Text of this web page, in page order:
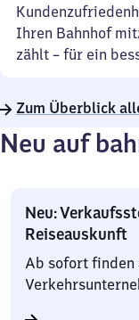
Ihren Bahnhof
zählt – für ein
Zum Überblick
Neu auf
Neu:
Reiseauskunft
Ab sofort finden